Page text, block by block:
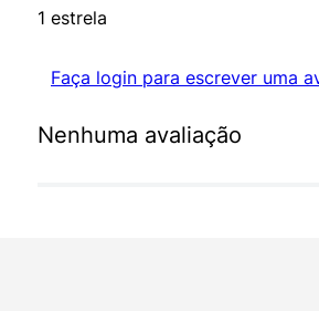
1 estrela
Faça login para escrever uma
Nenhuma avaliação